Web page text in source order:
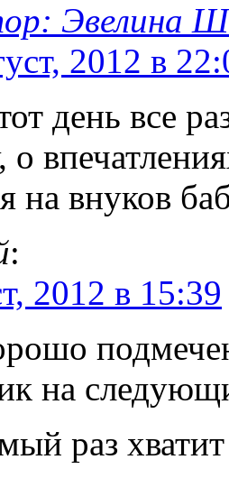
Эвелина
2012 в
день все
о
на внуков
:
2012 в 15:39
на
раз